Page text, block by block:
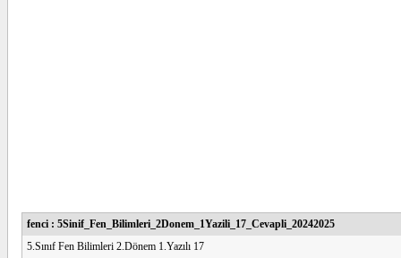
fenci : 5Sinif_Fen_Bilimleri_2Donem_1Yazili_17_Cevapli_20242025
5.Sınıf Fen Bilimleri 2.Dönem 1.Yazılı 17